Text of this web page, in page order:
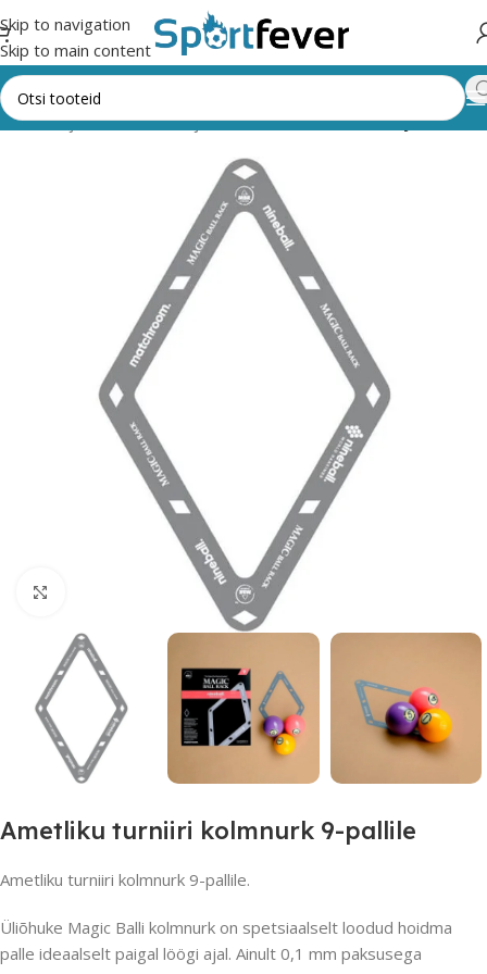
Skip to navigation
Skip to main content
Piljard Kiide otsad ja alused Liimitavad otsad ja alused
Suurendamiseks klõpsake
Ametliku turniiri kolmnurk 9-pallile
Ametliku turniiri kolmnurk 9-pallile.
Üliõhuke Magic Balli kolmnurk on spetsiaalselt loodud hoidma
palle ideaalselt paigal löögi ajal. Ainult 0,1 mm paksusega